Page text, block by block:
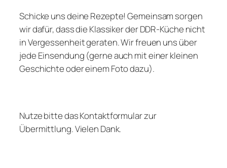
Schicke uns deine Rezepte! Gemeinsam sorgen
wir dafür, dass die Klassiker der DDR-Küche nicht
in Vergessenheit geraten. Wir freuen uns über
jede Einsendung (gerne auch mit einer kleinen
Geschichte oder einem Foto dazu).
Nutze bitte das Kontaktformular zur
Übermittlung. Vielen Dank.